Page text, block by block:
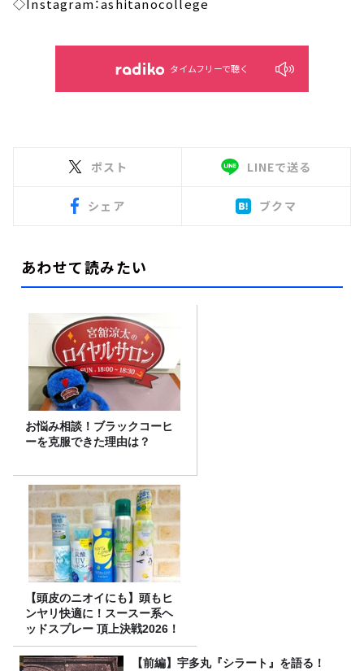
◇Instagram：ashitanocollege
タイムフリーで聴く
ポスト LINEで送る
シェア ブクマ
あわせて読みたい
お悩み相談！ブラックコーヒ
ーを克服できた理由は？
【頭皮のニオイにも】頭もヒ
ンヤリ快適に！スースー系ヘ
ッドスプレー 頂上決戦2026！
【前編】宇多丸『シラート』を語る！